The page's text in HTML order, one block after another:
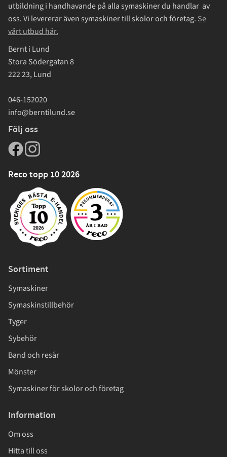
utbildning i handhavande på alla symaskiner du handlar av
oss. Vi levererar även symaskiner till skolor och företag. Se
vårt utbud här.
Bernt i Lund
Stora Södergatan 8
222 23, Lund
046-152020
info@berntilund.se
Följ oss
Reco topp 10 2026
Sortiment
Symaskiner
Symaskinstillbehör
Tyger
Sybehör
Band och resår
Mönster
Symaskiner för skolor och företag
Information
Om oss
Hitta till oss